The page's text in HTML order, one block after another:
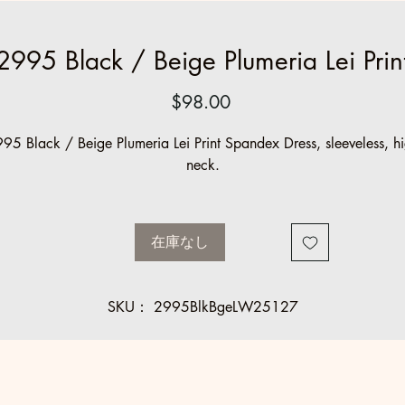
Black / Beige Plumeria Lei
$98.00価
Black / Beige Plumeria Lei Print Spandex Dress, sleeveless,
neck.
在庫なし
SKU： 2995BlkBgeLW25127